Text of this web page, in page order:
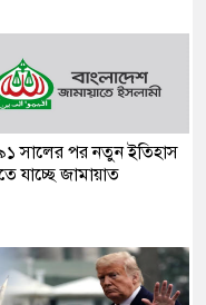
সালের পর নতুন ইতিহাস
যাচ্ছে জামায়াত